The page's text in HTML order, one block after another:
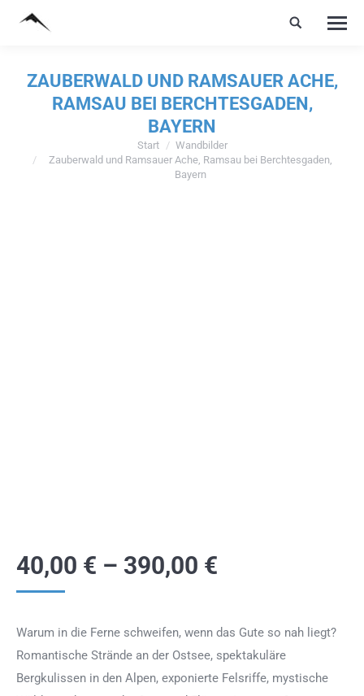
ZAUBERWALD UND RAMSAUER ACHE,
RAMSAU BEI BERCHTESGADEN,
BAYERN
Start
Wandbilder
Zauberwald und Ramsauer Ache, Ramsau bei Berchtesgaden,
Bayern
40,00 € – 390,00 €
Warum in die Ferne schweifen, wenn das Gute so nah liegt?
Romantische Strände an der Ostsee, spektakuläre
Bergkulissen in den Alpen, exponierte Felsriffe, mystische